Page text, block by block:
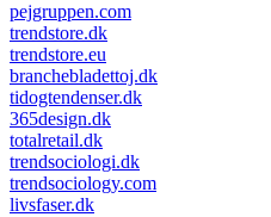
pejgruppen.com
trendstore.dk
trendstore.eu
branchebladettoj.dk
tidogtendenser.dk
365design.dk
totalretail.dk
trendsociologi.dk
trendsociology.com
livsfaser.dk